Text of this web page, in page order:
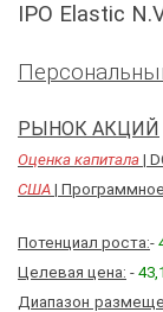
IPO Elastic
РЫНОК АКЦИЙ
Оценка капитала |
США |
Потенциал роста:-
Целевая цена: - 43,1
Диапазон